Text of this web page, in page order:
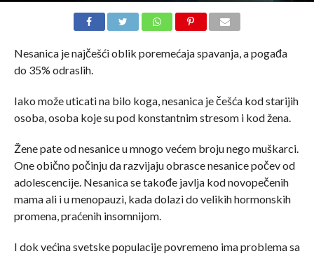
Nesanica je najčešći oblik poremećaja spavanja, a pogađa
do 35% odraslih.
Iako može uticati na bilo koga, nesanica je češća kod starijih
osoba, osoba koje su pod konstantnim stresom i kod žena.
Žene pate od nesanice u mnogo većem broju nego muškarci.
One obično počinju da razvijaju obrasce nesanice počev od
adolescencije. Nesanica se takođe javlja kod novopečenih
mama ali i u menopauzi, kada dolazi do velikih hormonskih
promena, praćenih insomnijom.
I dok većina svetske populacije povremeno ima problema sa